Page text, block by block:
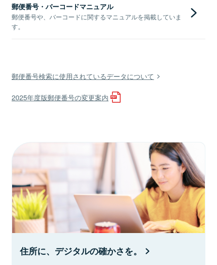
郵便番号・バーコードマニュアル
郵便番号や、バーコードに関するマニュアルを掲載していま
す。
郵便番号検索に使用されているデータについて
2025年度版郵便番号の変更案内
住所に、デジタルの確かさを。